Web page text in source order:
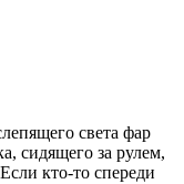
света фар
сидящего за рулем,
кто-то спереди